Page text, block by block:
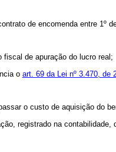
de encomenda entre 1º
fiscal de apuração do lucro real;
o art. 69 da Lei nº 3.470, de
o custo de aquisição do
registrado na